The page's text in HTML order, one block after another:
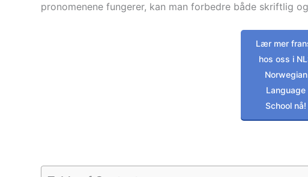
pronomenene fungerer, kan man forbedre både skriftlig
Lær mer
hos oss i
Norwegian
Language
School nå!